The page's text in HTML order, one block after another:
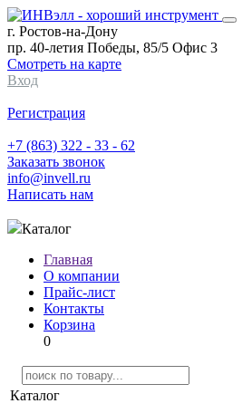
г. Ростов-на-Дону
пр. 40-летия Победы, 85/5 Офис 3
Смотреть на карте
Вход
Регистрация
+7 (863) 322 - 33 - 62
Заказать звонок
info@invell.ru
Написать нам
Каталог
Главная
О компании
Прайс-лист
Контакты
Корзина
0
Каталог